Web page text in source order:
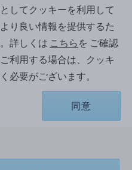
プ
）ブローチ
してクッキーを利用して
り良い情報を提供するた
詳しくは こちらを ご確認
利用する場合は、クッキ
必要がございます。
同意